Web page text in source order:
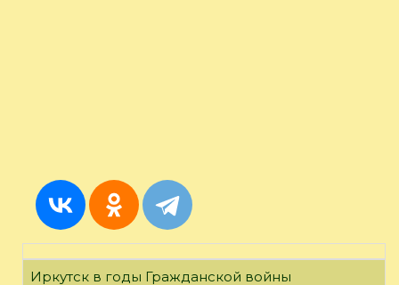
Иркутск в годы Гражданской войны